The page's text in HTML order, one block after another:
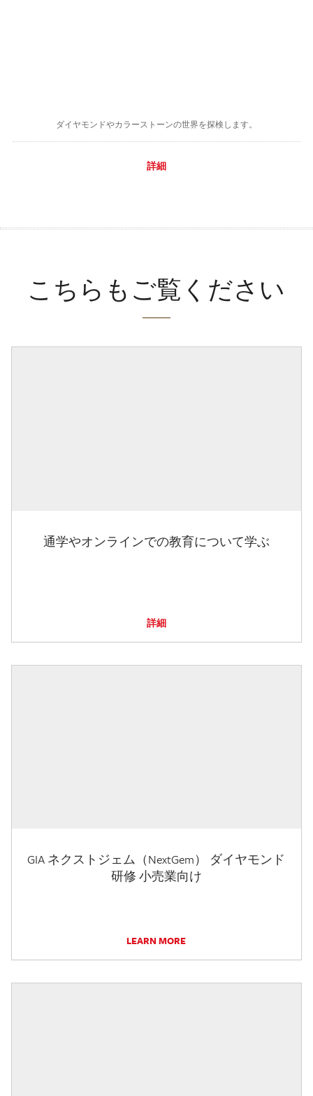
ダイヤモンドやカラーストーンの世界を探検します。
詳細
こちらもご覧ください
通学やオンラインでの教育について学ぶ
詳細
GIA ネクストジェム（NextGem） ダイヤモンド
研修 小売業向け
LEARN MORE